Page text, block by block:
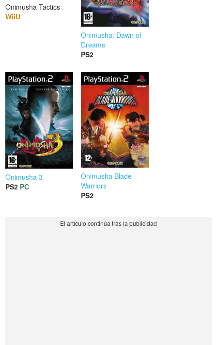
Onimusha Tactics
WiiU
Onimusha: Dawn of
Dreams
PS2
Onimusha 3
PS2 PC
Onimusha Blade
Warriors
PS2